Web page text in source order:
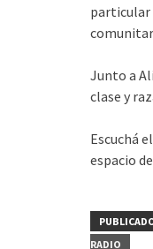
particular
Junto a
clase y
Escuchá
espacio
RADIO